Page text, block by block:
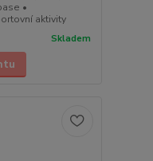
•
aktivity
Skladem